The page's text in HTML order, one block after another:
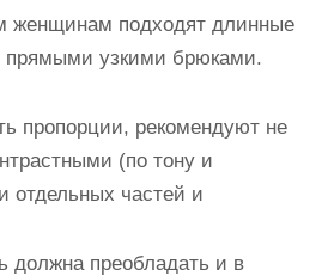
женщинам подходят длинные
прямыми узкими брюками.
пропорции, рекомендуют не
(по тону и
отдельных частей и
должна преобладать и в